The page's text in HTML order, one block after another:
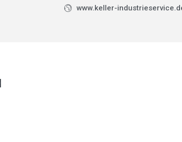
www.keller-